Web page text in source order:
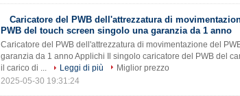
Caricatore del PWB dell'attrezzatura di
PWB del touch screen singolo una garanzia da 1 anno
Caricatore del PWB dell'attrezzatura di movimentazione del
garanzia da 1 anno Applichi Il singolo caricatore del PWB del
il carico di ...
Leggi di più
Miglior prezzo
2025-05-30 19:31:24